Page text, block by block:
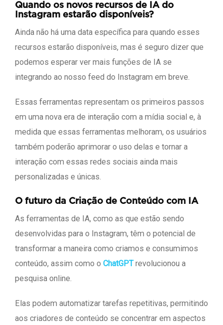
Quando os novos recursos de IA do
Instagram estarão disponíveis?
Ainda não há uma data específica para quando esses
recursos estarão disponíveis, mas é seguro dizer que
podemos esperar ver mais funções de IA se
integrando ao nosso feed do Instagram em breve.
Essas ferramentas representam os primeiros passos
em uma nova era de interação com a mídia social e, à
medida que essas ferramentas melhoram, os usuários
também poderão aprimorar o uso delas e tornar a
interação com essas redes sociais ainda mais
personalizadas e únicas.
O futuro da Criação de Conteúdo com IA
As ferramentas de IA, como as que estão sendo
desenvolvidas para o Instagram, têm o potencial de
transformar a maneira como criamos e consumimos
conteúdo, assim como o ChatGPTrevolucionou a
pesquisa online.
Elas podem automatizar tarefas repetitivas, permitindo
aos criadores de conteúdo se concentrar em aspectos